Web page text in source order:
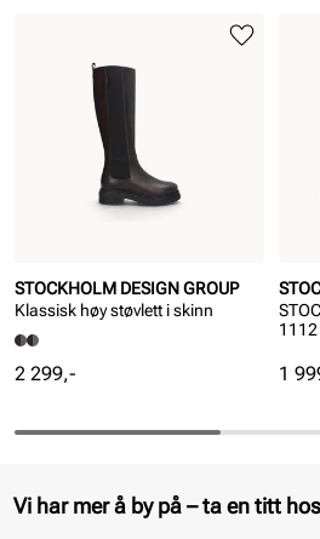
STOCKHOLM DESIGN GROUP
Klassisk høy støvlett i skinn
Pris
2 299,-
1112
Pris
1
Vi har mer å by på – ta en titt